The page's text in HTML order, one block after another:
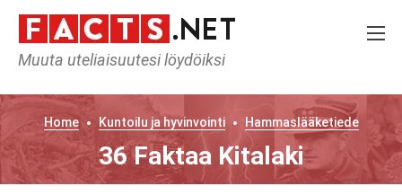
Muuta uteliaisuutesi löydöiksi
Home Kuntoilu ja hyvinvointi Hammaslääketiede
36 Faktaa Kitalaki